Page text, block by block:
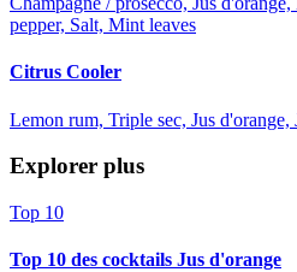
pepper, Salt, Mint leaves
Citrus Cooler
Lemon rum, Triple sec, Jus d'orange,
Explorer plus
Top 10
Top 10 des cocktails Jus d'orange